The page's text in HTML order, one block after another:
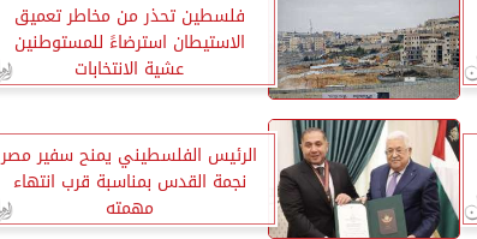
فلسطين تحذر من مخاطر تعميق
الاستيطان استرضاءً للمستوطنين
عشية الانتخابات
الرئيس الفلسطيني يمنح سفير مصر
نجمة القدس بمناسبة قرب انتهاء
مهمته